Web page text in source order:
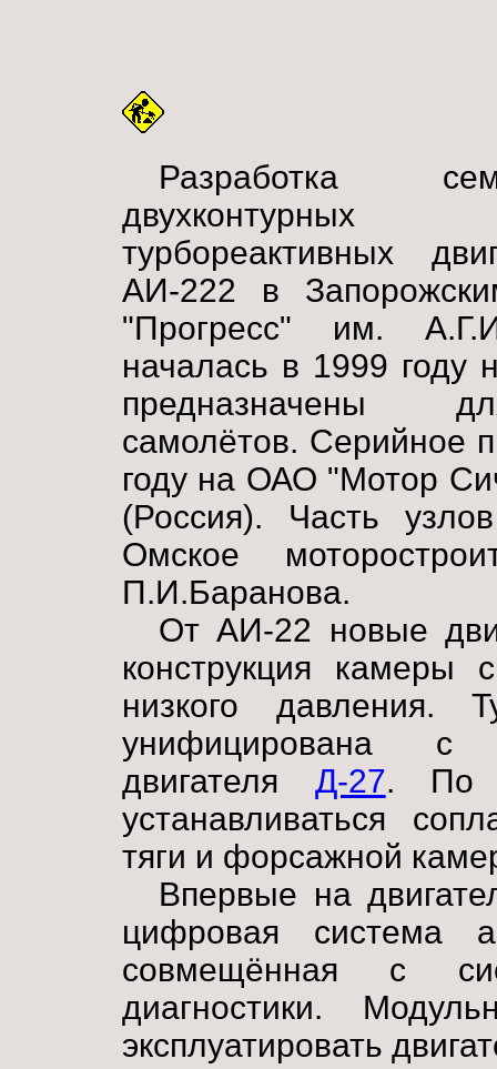
Разработка
двухконтурных
турбореактивных
АИ-222 в
"Прогресс" им.
началась в 1999 году
предназначены
самолётов. Серийное
году на ОАО "Мотор
(Россия). Часть
Омское
П.И.Баранова.
От АИ-22 новые
конструкция камеры
низкого давления.
унифицирована с
двигателя Д-27. По
устанавливаться
тяги и форсажной
Впервые на
цифровая система
совмещённая с
диагностики.
эксплуатировать